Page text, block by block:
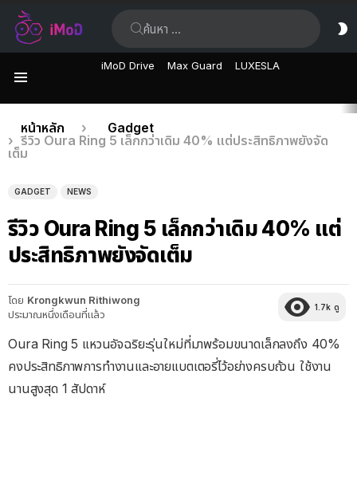
iMoD Drive Max Guard LUXESLA
เรื่อง
ล่าสุด
คุณอยู่ที่นี่:
หน้าหลัก
Gadget
รีวิว Oura Ring 5 เล็กกว่าเดิม 40% แต่ประสิทธิภาพยังจัด
เต็ม
GADGET NEWS
รีวิว Oura Ring 5 เล็กกว่าเดิม 40% แต่
ประสิทธิภาพยังจัดเต็ม
โดย Krongkwun Rithiwong
ประมาณหนึ่งเดือนที่แล้ว
1.7k ดู
Oura Ring 5 แหวนอัจฉริยะรุ่นใหม่ที่มาพร้อมขนาดเล็กลงถึง 40%
คงประสิทธิภาพการทำงานและอายแบตเตอรี่ไว้อย่างครบถ้วน ใช้งาน
นานสูงสุด 1 สัปดาห์